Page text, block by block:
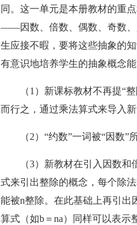
同。这一单元是本册教材的重
——因数、倍数、偶数、奇数、
生应接不暇，要将这些抽象的
有意识地培养学生的抽象概念能
（1）新课标教材不再提“整
而行之，通过乘法算式来导入新
（2）“约数”一词被“因数”所
（3）新教材在引入因数和倍
式来引出整除的概念，每个除
能被n整除。在此基础上再引出
算式（如b＝na）同样可以表示